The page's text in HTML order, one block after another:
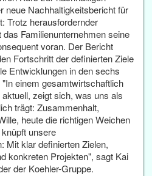
neue Nachhaltigkeitsbericht für
Trotz herausfordernder
Familienunternehmen seine
voran. Der Bericht
Fortschritt der definierten Ziele
Entwicklungen in den sechs
einem gesamtwirtschaftlich
zeigt sich, was uns als
trägt: Zusammenhalt,
heute die richtigen Weichen
unsere
Mit klar definierten Zielen,
konkreten Projekten", sagt Kai
der Koehler-Gruppe.